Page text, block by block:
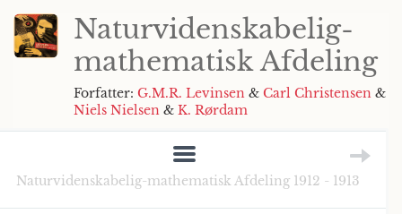
Naturvidenskabelig-
mathematisk Afdeling
Forfatter: G.M.R. Levinsen & Carl Christensen &
Niels Nielsen & K. Rørdam
Naturvidenskabelig-mathematisk Afdeling 1912 - 1913